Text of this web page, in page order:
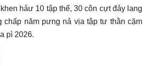
hảư 10 tập thể, 30 côn cựt đảy lang
chấp năm pưng nả vịa tập tư thằn cặm
pì 2026.